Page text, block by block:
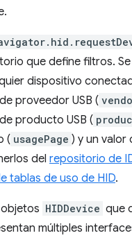
que define filtros.
dispositivo
proveedor USB (
producto USB (
( usagePage ) y un valor
del repositorio de
tablas de uso de HID.
HIDDevice que
múltiples